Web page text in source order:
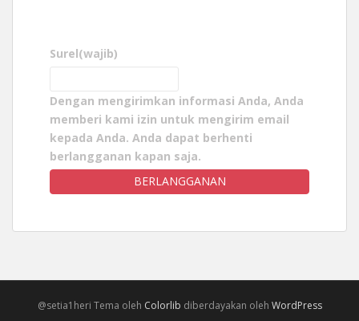
Surel(wajib)
Dengan mengirimkan informasi Anda, Anda
memberi kami izin untuk mengirim email
kepada Anda. Anda dapat berhenti
berlangganan kapan saja.
BERLANGGANAN
@setia1heri Tema oleh Colorlib diberdayakan oleh WordPress